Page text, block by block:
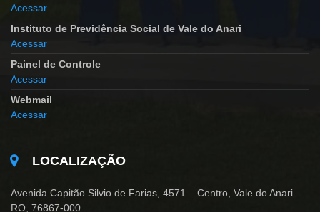
Acessar
Instituto de Previdência Social de Vale do Anari
Acessar
Painel de Controle
Acessar
Webmail
Acessar
LOCALIZAÇÃO
Avenida Capitão Silvio de Farias, 4571 – Centro, Vale do Anari –
RO, 76867-000